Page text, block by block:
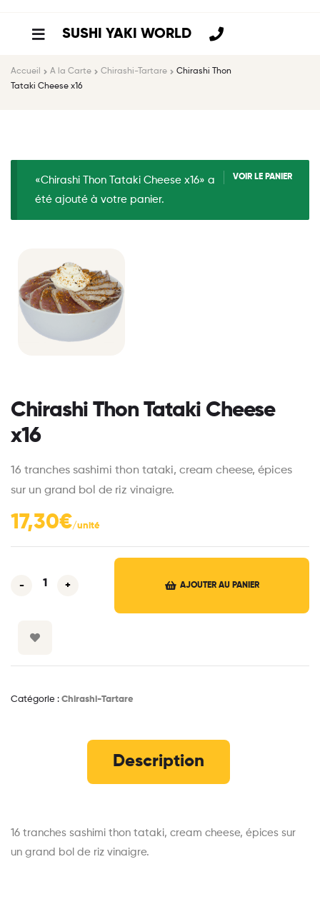
SUSHI YAKI WORLD
Accueil A la Carte Chirashi-Tartare
Chirashi Thon
Tataki Cheese x16
VOIR LE PANIER
«Chirashi Thon Tataki Cheese x16» a
été ajouté à votre panier.
Chirashi Thon Tataki Cheese
x16
16 tranches sashimi thon tataki, cream cheese, épices
sur un grand bol de riz vinaigre.
17,30€
- + AJOUTER AU PANIER
Catégorie : Chirashi-Tartare
Description
16 tranches sashimi thon tataki, cream cheese, épices sur
un grand bol de riz vinaigre.